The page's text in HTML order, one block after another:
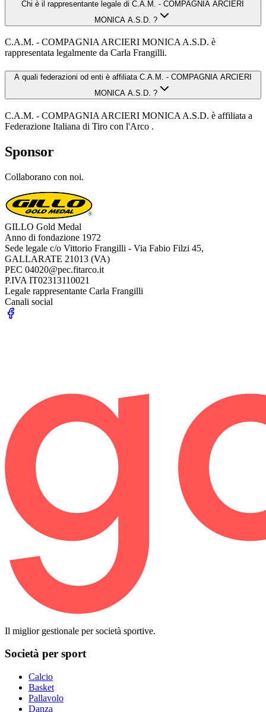
Chi è il rappresentante legale di C.A.M. - COMPAGNIA ARCIERI
MONICA A.S.D. ?
C.A.M. - COMPAGNIA ARCIERI MONICA A.S.D. è
rappresentata legalmente da Carla Frangilli.
A quali federazioni od enti è affiliata C.A.M. - COMPAGNIA ARCIERI
MONICA A.S.D. ?
C.A.M. - COMPAGNIA ARCIERI MONICA A.S.D. è affiliata a
Federazione Italiana di Tiro con l'Arco .
Sponsor
Collaborano con noi.
GILLO Gold Medal
Anno di fondazione 1972
Sede legale c/o Vittorio Frangilli - Via Fabio Filzi 45,
GALLARATE 21013 (VA)
PEC 04020@pec.fitarco.it
P.IVA IT02313110021
Legale rappresentante Carla Frangilli
Canali social
Il miglior gestionale per società sportive.
Società per sport
Calcio
Basket
Pallavolo
Danza